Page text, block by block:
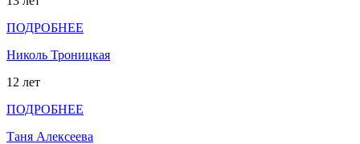
ПОДРОБНЕЕ
Николь Троницкая
12 лет
ПОДРОБНЕЕ
Таня Алексеева